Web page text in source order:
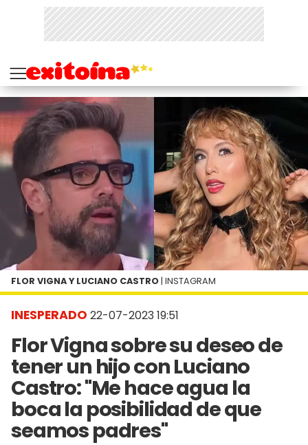
INESPERADO 22-07-2023 19:51
Flor Vigna sobre su deseo de
tener un hijo con Luciano
Castro: "Me hace agua la
boca la posibilidad de que
seamos padres"
FLOR VIGNA Y LUCIANO CASTRO | INSTAGRAM